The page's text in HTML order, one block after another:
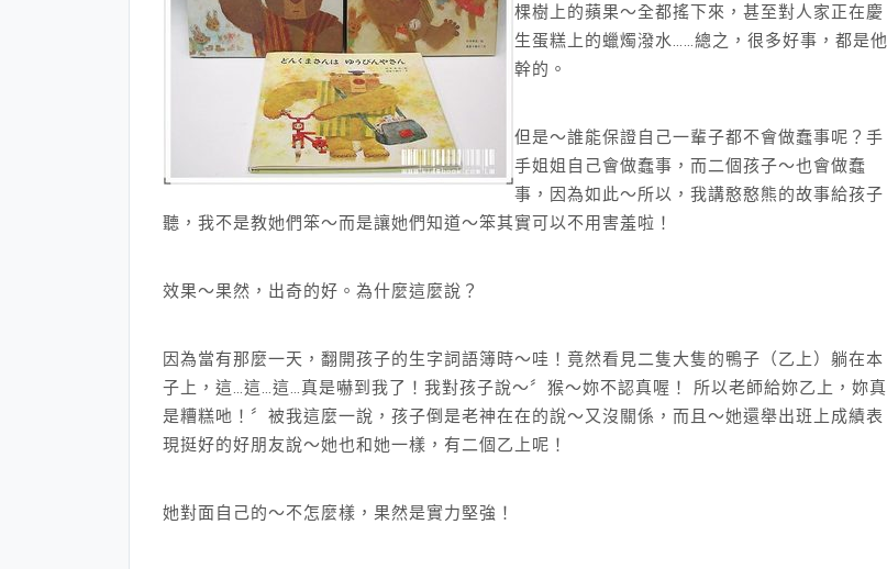
棵樹上的蘋果～全都搖下來，甚至對人家正在慶
生蛋糕上的蠟燭潑水……總之，很多好事，都是他
幹的。
但是～誰能保證自己一輩子都不會做蠢事呢？手
手姐姐自己會做蠢事，而二個孩子～也會做蠢
事，因為如此～所以，我講憨憨熊的故事給孩子
聽，我不是教她們笨～而是讓她們知道～笨其實可以不用害羞啦！
效果～果然，出奇的好。為什麼這麼說？
因為當有那麼一天，翻開孩子的生字詞語簿時～哇！竟然看見二隻大隻的鴨子（乙上）躺在本
子上，這…這…這…真是嚇到我了！我對孩子說～〞猴～妳不認真喔！ 所以老師給妳乙上，妳真
是糟糕吔！〞被我這麼一說，孩子倒是老神在在的說～又沒關係，而且～她還舉出班上成績表
現挺好的好朋友說～她也和她一樣，有二個乙上呢！
她對面自己的～不怎麼樣，果然是實力堅強！